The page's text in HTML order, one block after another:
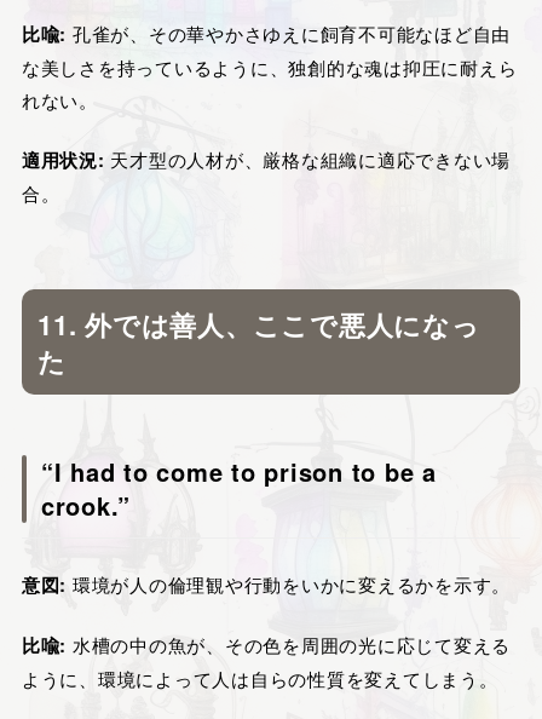
比喩: 孔雀が、その華やかさゆえに飼育不可能なほど自由
な美しさを持っているように、独創的な魂は抑圧に耐えら
れない。
適用状況: 天才型の人材が、厳格な組織に適応できない場
合。
11. 外では善人、ここで悪人になっ
た
“I had to come to prison to be a
crook.”
意図: 環境が人の倫理観や行動をいかに変えるかを示す。
比喩: 水槽の中の魚が、その色を周囲の光に応じて変える
ように、環境によって人は自らの性質を変えてしまう。